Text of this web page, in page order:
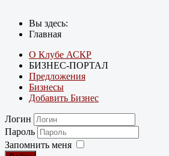
Вы здесь:
Главная
О Клубе АСКР
БИЗНЕС-ПОРТАЛ
Предложения
Бизнесы
Добавить Бизнес
Логин
Пароль
Запомнить меня